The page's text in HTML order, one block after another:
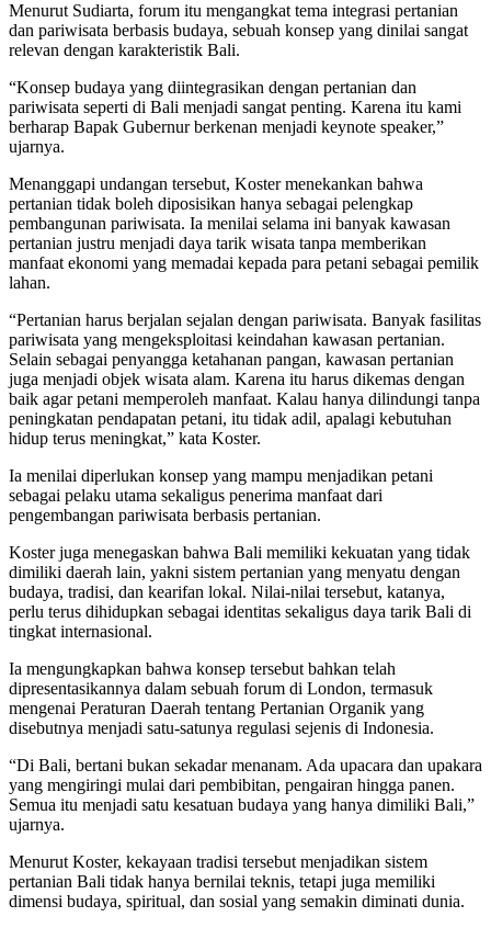
Menurut Sudiarta, forum itu mengangkat tema integrasi pertanian
dan pariwisata berbasis budaya, sebuah konsep yang dinilai sangat
relevan dengan karakteristik Bali.
“Konsep budaya yang diintegrasikan dengan pertanian dan
pariwisata seperti di Bali menjadi sangat penting. Karena itu kami
berharap Bapak Gubernur berkenan menjadi keynote speaker,”
ujarnya.
Menanggapi undangan tersebut, Koster menekankan bahwa
pertanian tidak boleh diposisikan hanya sebagai pelengkap
pembangunan pariwisata. Ia menilai selama ini banyak kawasan
pertanian justru menjadi daya tarik wisata tanpa memberikan
manfaat ekonomi yang memadai kepada para petani sebagai pemilik
lahan.
“Pertanian harus berjalan sejalan dengan pariwisata. Banyak fasilitas
pariwisata yang mengeksploitasi keindahan kawasan pertanian.
Selain sebagai penyangga ketahanan pangan, kawasan pertanian
juga menjadi objek wisata alam. Karena itu harus dikemas dengan
baik agar petani memperoleh manfaat. Kalau hanya dilindungi tanpa
peningkatan pendapatan petani, itu tidak adil, apalagi kebutuhan
hidup terus meningkat,” kata Koster.
Ia menilai diperlukan konsep yang mampu menjadikan petani
sebagai pelaku utama sekaligus penerima manfaat dari
pengembangan pariwisata berbasis pertanian.
Koster juga menegaskan bahwa Bali memiliki kekuatan yang tidak
dimiliki daerah lain, yakni sistem pertanian yang menyatu dengan
budaya, tradisi, dan kearifan lokal. Nilai-nilai tersebut, katanya,
perlu terus dihidupkan sebagai identitas sekaligus daya tarik Bali di
tingkat internasional.
Ia mengungkapkan bahwa konsep tersebut bahkan telah
dipresentasikannya dalam sebuah forum di London, termasuk
mengenai Peraturan Daerah tentang Pertanian Organik yang
disebutnya menjadi satu-satunya regulasi sejenis di Indonesia.
“Di Bali, bertani bukan sekadar menanam. Ada upacara dan upakara
yang mengiringi mulai dari pembibitan, pengairan hingga panen.
Semua itu menjadi satu kesatuan budaya yang hanya dimiliki Bali,”
ujarnya.
Menurut Koster, kekayaan tradisi tersebut menjadikan sistem
pertanian Bali tidak hanya bernilai teknis, tetapi juga memiliki
dimensi budaya, spiritual, dan sosial yang semakin diminati dunia.